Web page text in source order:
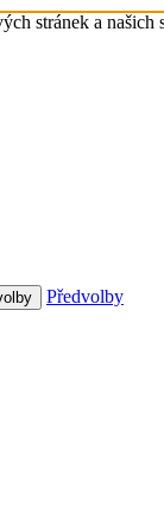
stránek a našich
Předvolby